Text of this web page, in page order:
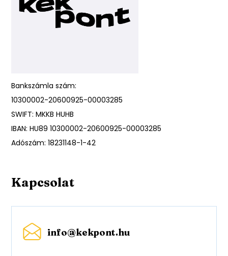
Bankszámla szám:
10300002-20600925-00003285
SWIFT: MKKB HUHB
IBAN: HU89 10300002-20600925-00003285
Adószám: 18231148-1-42
Kapcsolat
info@kekpont.hu